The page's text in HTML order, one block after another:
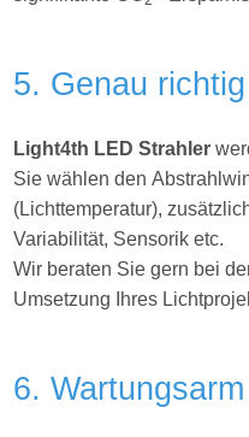
5. Genau
Light4th LED Strahler
Sie wählen den
(Lichttemperatur),
Variabilität, Sensorik etc.
Wir beraten Sie gern bei
Umsetzung Ihres
6. Wartungsarm